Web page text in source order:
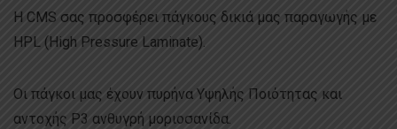
H CMS σας προσφέρει πάγκους δικιά μας παραγωγής με
HPL (High Pressure Laminate).
Οι πάγκοι μας έχουν πυρήνα Υψηλής Ποιότητας και
αντοχής P3 ανθυγρή μοριοσανίδα.